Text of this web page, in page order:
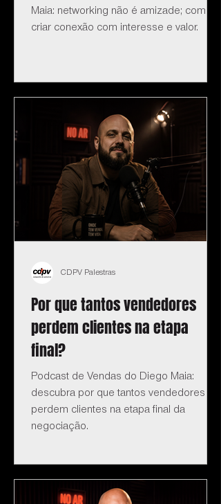
Maia: networking não é amizade; como
criar conexão com interesse e valor.
Por que tantos vendedores
perdem clientes na etapa
final?
Podcast de Vendas do Diego Maia:
descubra por que tantos vendedores
perdem clientes na etapa final da
negociação.
CDPV Palestras